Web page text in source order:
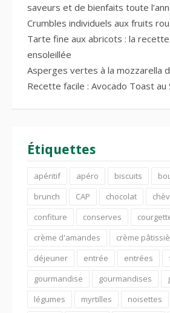
saveurs et de bienfaits toute
Crumbles individuels aux fruits
Tarte fine aux abricots : la
ensoleillée
Asperges vertes à la mozzarella
Recette facile : Avocado Toast au
Étiquettes
apéritif apéro biscuits
brunch
CAP chocolat
confiture
conserves
crème d'amandes
crème
déjeuner
entrée entrées
gourmandise
gourmandises
légumes
myrtilles noisettes